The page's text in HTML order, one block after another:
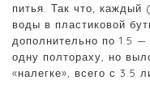
питья. Так что,
воды в пластиковой
дополнительно по 1.5
одну полтораху, но
«налегке», всего с 3.5